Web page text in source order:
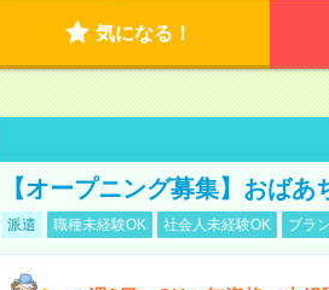
気になる！
【オープニング募集】おば
派遣 職種未経験OK 社会人未経験OK ブラ